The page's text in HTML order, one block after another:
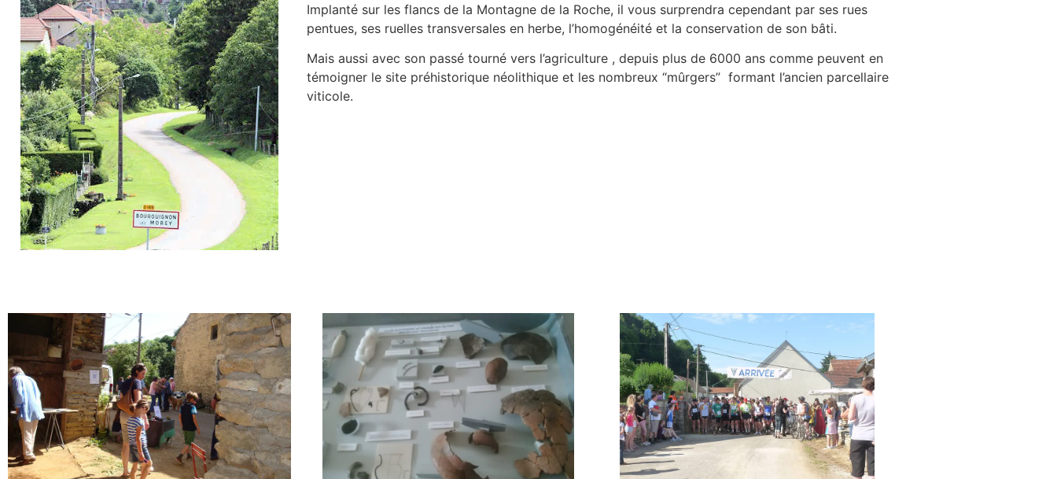
Implanté sur les flancs de la Montagne de la Roche, il vous surprendra cependant par ses rues
pentues, ses ruelles transversales en herbe, l’homogénéité et la conservation de son bâti.
Mais aussi avec son passé tourné vers l’agriculture , depuis plus de 6000 ans comme peuvent en
témoigner le site préhistorique néolithique et les nombreux “mûrgers” formant l’ancien parcellaire
viticole.